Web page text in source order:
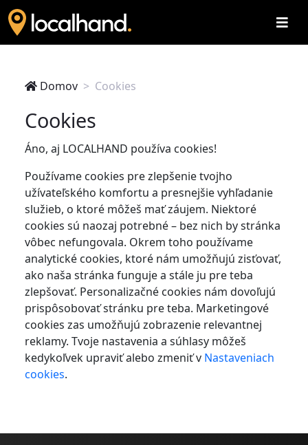
Domov Cookies
Cookies
Áno, aj LOCALHAND používa cookies!
Používame cookies pre zlepšenie tvojho
užívateľského komfortu a presnejšie vyhľadanie
služieb, o ktoré môžeš mať záujem. Niektoré
cookies sú naozaj potrebné – bez nich by stránka
vôbec nefungovala. Okrem toho používame
analytické cookies, ktoré nám umožňujú zisťovať,
ako naša stránka funguje a stále ju pre teba
zlepšovať. Personalizačné cookies nám dovoľujú
prispôsobovať stránku pre teba. Marketingové
cookies zas umožňujú zobrazenie relevantnej
reklamy. Tvoje nastavenia a súhlasy môžeš
kedykoľvek upraviť alebo zmeniť v Nastaveniach
cookies.